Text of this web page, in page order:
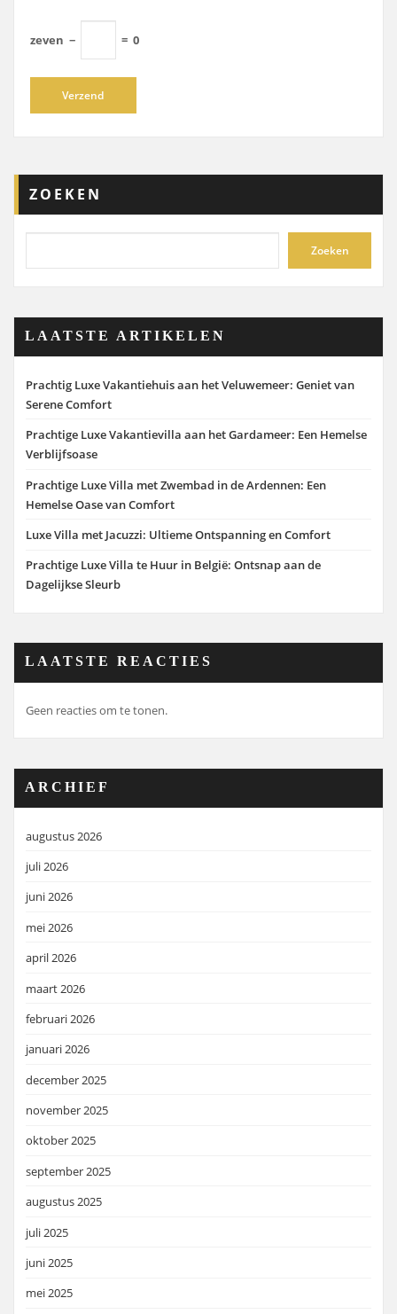
zeven − = 0
ZOEKEN
Zoeken
LAATSTE ARTIKELEN
Prachtig Luxe Vakantiehuis aan het Veluwemeer: Geniet van
Serene Comfort
Prachtige Luxe Vakantievilla aan het Gardameer: Een Hemelse
Verblijfsoase
Prachtige Luxe Villa met Zwembad in de Ardennen: Een
Hemelse Oase van Comfort
Luxe Villa met Jacuzzi: Ultieme Ontspanning en Comfort
Prachtige Luxe Villa te Huur in België: Ontsnap aan de
Dagelijkse Sleurb
LAATSTE REACTIES
Geen reacties om te tonen.
ARCHIEF
augustus 2026
juli 2026
juni 2026
mei 2026
april 2026
maart 2026
februari 2026
januari 2026
december 2025
november 2025
oktober 2025
september 2025
augustus 2025
juli 2025
juni 2025
mei 2025